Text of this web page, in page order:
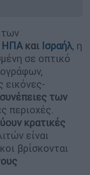
των
ΗΠΑ και Ισραήλ, η
σε οπτικό
εικόνες-
των
περιοχές.
κρατικές
είναι
βρίσκονται